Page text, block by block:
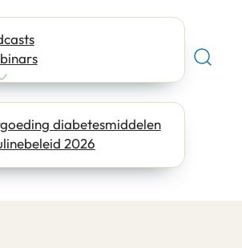
diabetesmiddelen
2026